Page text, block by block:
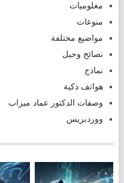
معلوميات
منوعات
مواضيع مختلفة
نصائح وحيل
نماذج
هواتف ذكية
وصفات الدكتور عماد ميزاب
ووردبريس